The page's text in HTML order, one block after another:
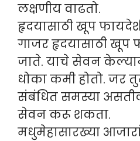
लक्षणीय वाढतो.
हृदयासाठी खूप
गाजर हृदयासाठी खूप
जाते. याचे सेवन
धोका कमी होतो. जर
संबंधित समस्या
सेवन करू शकता.
मधुमेहासारख्या